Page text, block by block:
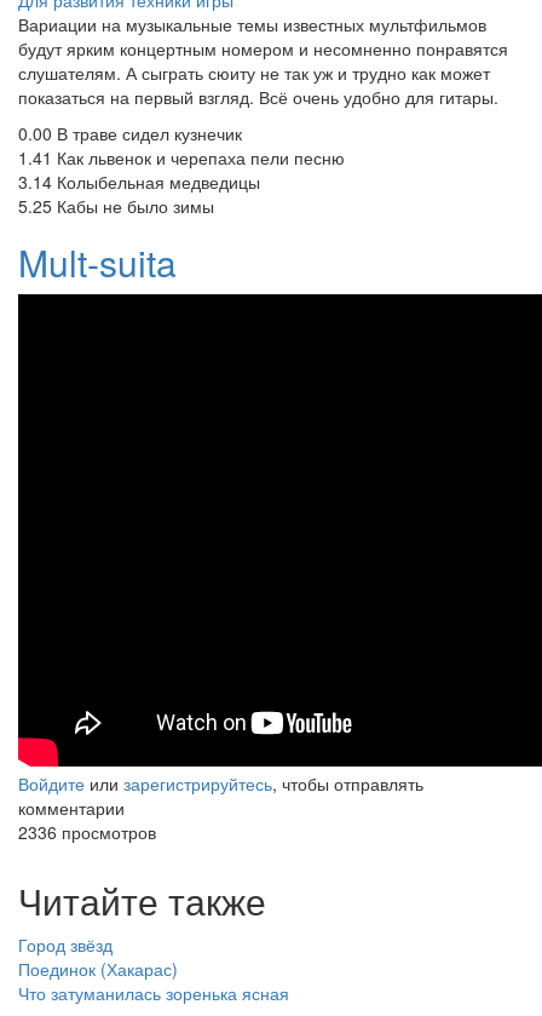
Вариации на музыкальные темы известных мультфильмов
будут ярким концертным номером и несомненно понравятся
слушателям. А сыграть сюиту не так уж и трудно как может
показаться на первый взгляд. Всё очень удобно для гитары.
0.00 В траве сидел кузнечик
1.41 Как львенок и черепаха пели песню
3.14 Колыбельная медведицы
5.25 Кабы не было зимы
Mult-suita
Войдите или зарегистрируйтесь, чтобы отправлять
комментарии
2336 просмотров
Читайте также
Город звёзд
Поединок (Хакарас)
Что затуманилась зоренька ясная